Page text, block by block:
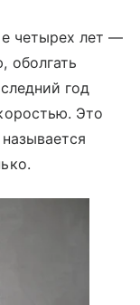
четырех лет —
оболгать
год
Это